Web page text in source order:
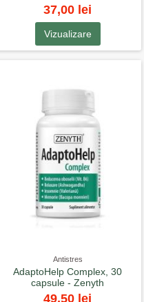
37,00 lei
Vizualizare
Antistres
AdaptoHelp Complex, 30
capsule - Zenyth
49,50 lei